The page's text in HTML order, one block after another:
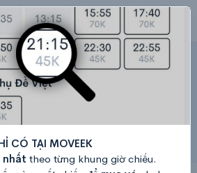
– Lịch chiếu & Giá
Starlight
trên Moveek
CÓ TẠI MOVEEK
theo từng khung giờ chiếu.